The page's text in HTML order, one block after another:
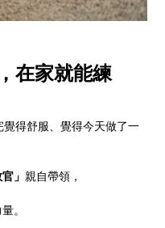
在家就能練
得舒服、覺得今天做了一
官」親自帶領，
。